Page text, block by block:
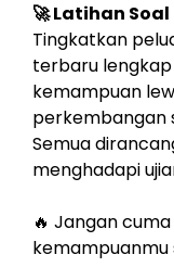
🚀 Latihan
Tingkatkan
terbaru
kemampuan
perkembangan
Semua
menghadapi
🔥 Jangan
kemampuanmu